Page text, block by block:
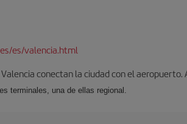
es/valencia.html
conectan la ciudad con el
terminales, una de ellas regional.